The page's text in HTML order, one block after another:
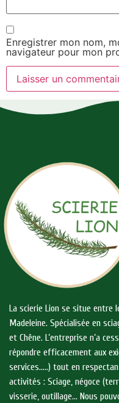
Enregistrer mon nom,
navigateur pour mon
La scierie Lion se situe
Madeleine. Spécialisée en
et Chêne. L’entreprise n’a
répondre efficacement aux
services…..) tout en
activités : Sciage, négoce
visserie, outillage… Nous